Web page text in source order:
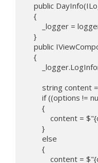
public
    {
_logger =
    }
public
    {
string
if ((options
        {
content
        }
        else
        {
content